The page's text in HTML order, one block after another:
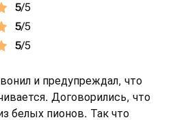
5/5
5/5
5/5
и предупреждал, что
Договорились, что
белых пионов. Так что